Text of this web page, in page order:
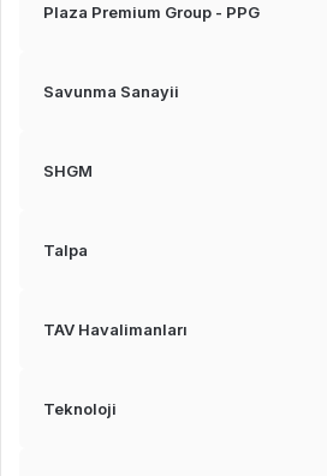
Plaza Premium Group - PPG
Savunma Sanayii
SHGM
Talpa
TAV Havalimanları
Teknoloji